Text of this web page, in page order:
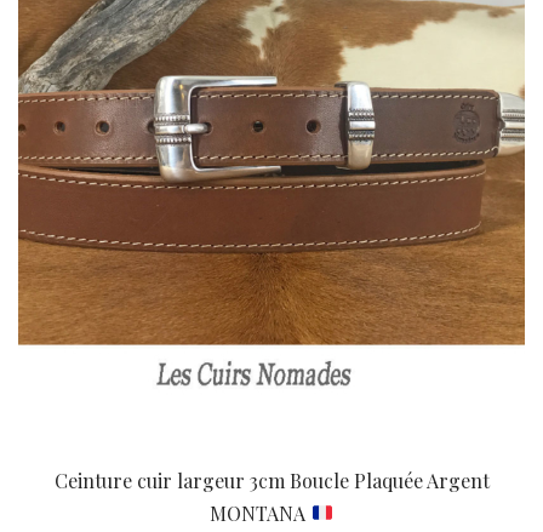
Ceinture cuir largeur 3cm Boucle Plaquée Argent
MONTANA